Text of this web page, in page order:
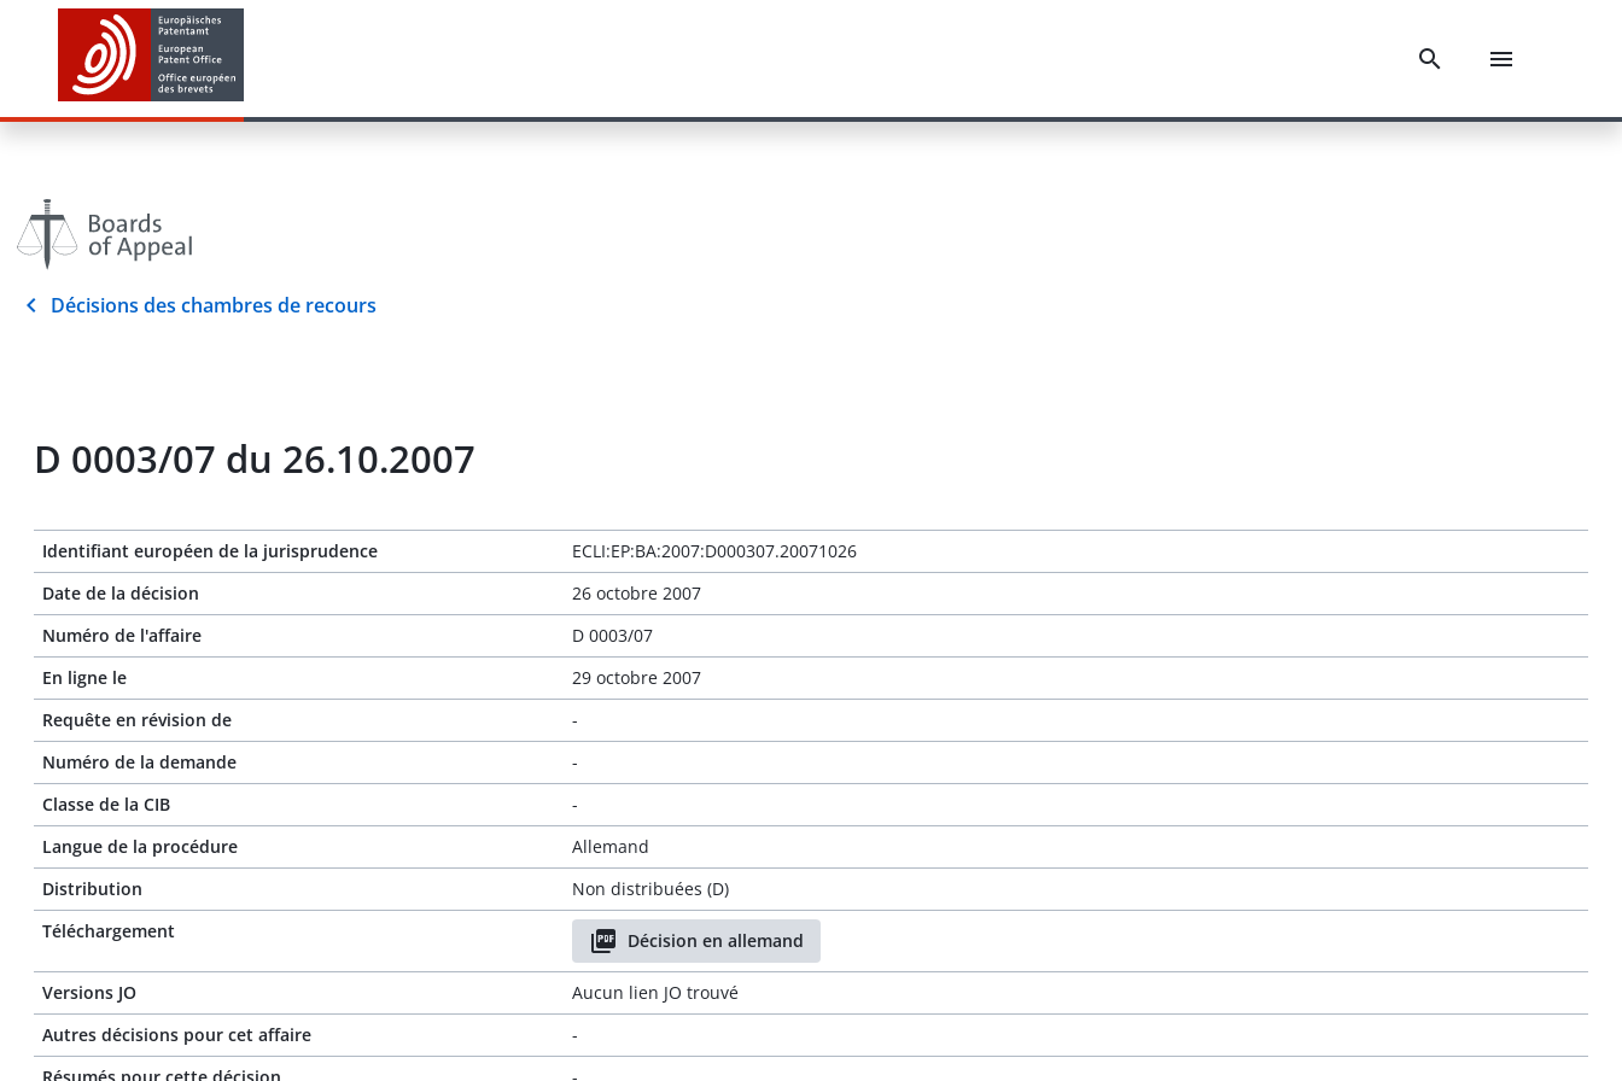
Décisions des chambres de recours
D 0003/07 du 26.10.2007
Identifiant européen de la jurisprudence
ECLI:EP:BA:2007:D000307.20071026
Date de la décision
26 octobre 2007
Numéro de l'affaire
D 0003/07
En ligne le
29 octobre 2007
Requête en révision de
-
Numéro de la demande
-
Classe de la CIB
-
Langue de la procédure
Allemand
Distribution
Non distribuées (D)
Téléchargement
Décision en allemand
Versions JO
Aucun lien JO trouvé
Autres décisions pour cet affaire
-